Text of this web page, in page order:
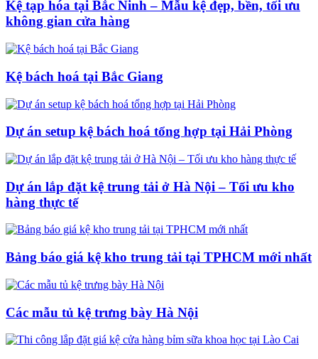
Kệ tạp hóa tại Bắc Ninh – Mẫu kệ đẹp, bền, tối ưu
không gian cửa hàng
Kệ bách hoá tại Bắc Giang
Dự án setup kệ bách hoá tổng hợp tại Hải Phòng
Dự án lắp đặt kệ trung tải ở Hà Nội – Tối ưu kho
hàng thực tế
Bảng báo giá kệ kho trung tải tại TPHCM mới nhất
Các mẫu tủ kệ trưng bày Hà Nội